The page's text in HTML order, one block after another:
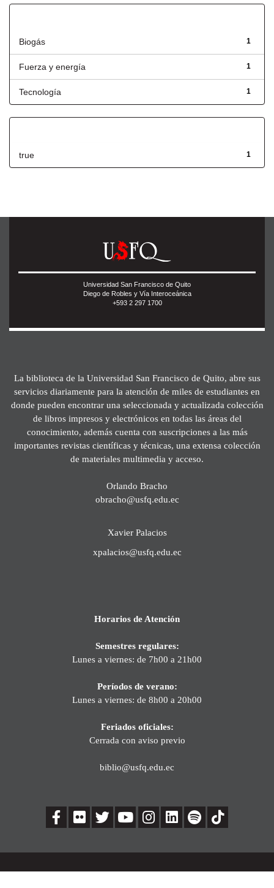
1
Biogás
1
Fuerza y energía
1
Tecnología
1
true
Universidad San Francisco de Quito
Diego de Robles y Vía Interoceánica
+593 2 297 1700
La biblioteca de la Universidad San Francisco de Quito, abre sus
servicios diariamente para la atención de miles de estudiantes en
donde pueden encontrar una seleccionada y actualizada colección
de libros impresos y electrónicos en todas las áreas del
conocimiento, además cuenta con suscripciones a las más
importantes revistas científicas y técnicas, una extensa colección
de materiales multimedia y acceso.
Orlando Bracho
obracho@usfq.edu.ec
Xavier Palacios
xpalacios@usfq.edu.ec
Horarios de Atención
Semestres regulares:
Lunes a viernes: de 7h00 a 21h00
Períodos de verano:
Lunes a viernes: de 8h00 a 20h00
Feriados oficiales:
Cerrada con aviso previo
biblio@usfq.edu.ec